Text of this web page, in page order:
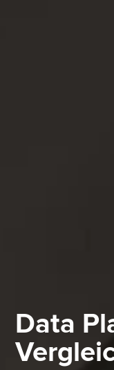
Data